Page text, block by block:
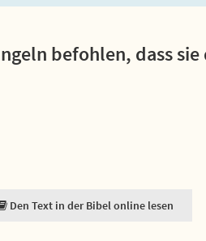
befohlen, dass
Den Text in der Bibel online lesen